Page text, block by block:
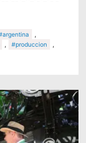
,
, #produccion
,